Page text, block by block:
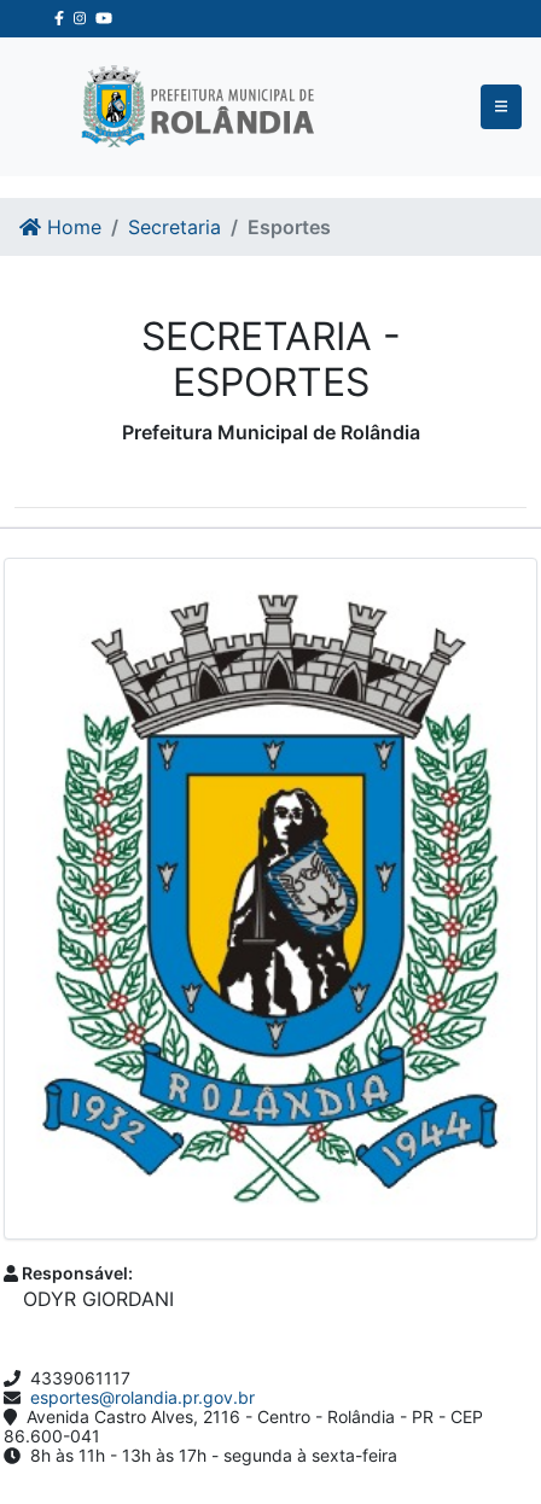
Ir para o conteudo
Ir para o fim do conteudo
Home Secretaria Esportes
SECRETARIA -
ESPORTES
Prefeitura Municipal de Rolândia
Responsável:
ODYR GIORDANI
4339061117
esportes@rolandia.pr.gov.br
Avenida Castro Alves, 2116 - Centro - Rolândia - PR - CEP
86.600-041
8h às 11h - 13h às 17h - segunda à sexta-feira